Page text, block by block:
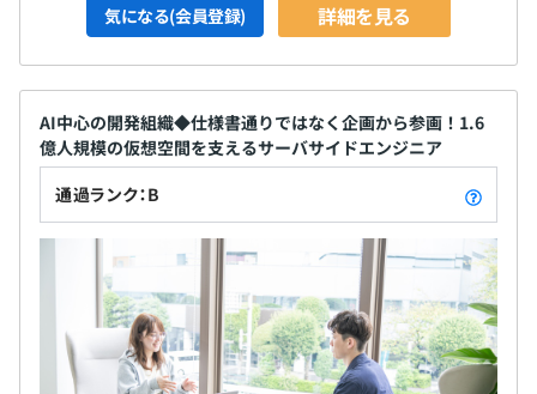
気になる(会員登録) 詳細を見る
AI中心の開発組織◆仕様書通りではなく企画から参画！1.6
億人規模の仮想空間を支えるサーバサイドエンジニア
通過ランク：B